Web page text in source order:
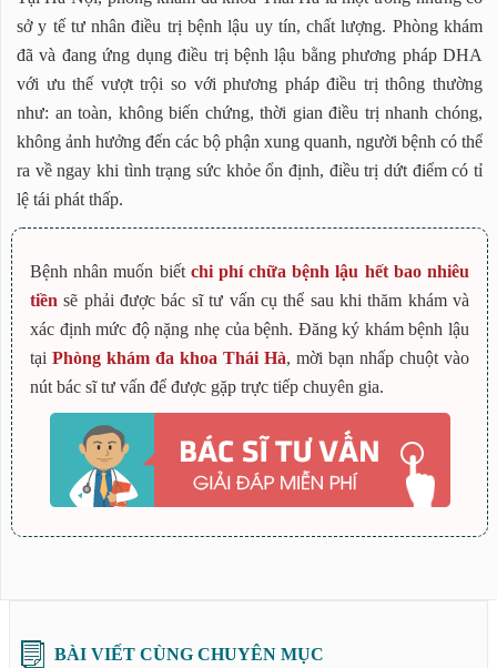
sở y tế tư nhân điều trị bệnh lậu uy tín, chất lượng. Phòng khám
đã và đang ứng dụng điều trị bệnh lậu bằng phương pháp DHA
với ưu thế vượt trội so với phương pháp điều trị thông thường
như: an toàn, không biến chứng, thời gian điều trị nhanh chóng,
không ảnh hưởng đến các bộ phận xung quanh, người bệnh có thể
ra về ngay khi tình trạng sức khỏe ổn định, điều trị dứt điểm có tỉ
lệ tái phát thấp.
Bệnh nhân muốn biết chi phí chữa bệnh lậu hết bao nhiêu
tiền sẽ phải được bác sĩ tư vấn cụ thể sau khi thăm khám và
xác định mức độ nặng nhẹ của bệnh. Đăng ký khám bệnh lậu
tại Phòng khám đa khoa Thái Hà, mời bạn nhấp chuột vào
nút bác sĩ tư vấn để được gặp trực tiếp chuyên gia.
BÀI VIẾT CÙNG CHUYÊN MỤC